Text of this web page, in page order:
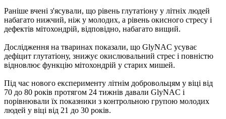
Раніше вчені з'ясували, що рівень глутатіону у літніх людей
набагато нижчий, ніж у молодих, а рівень окисного стресу і
дефектів мітохондрій, відповідно, набагато вищий.
Дослідження на тваринах показали, що GlyNAC усуває
дефіцит глутатіону, знижує окислювальний стрес і повністю
відновлює функцію мітохондрій у старих мишей.
Під час нового експерименту літнім добровольцям у віці від
70 до 80 років протягом 24 тижнів давали GlyNAC і
порівнювали їх показники з контрольною групою молодих
людей у ​​віці від 21 до 30 років.